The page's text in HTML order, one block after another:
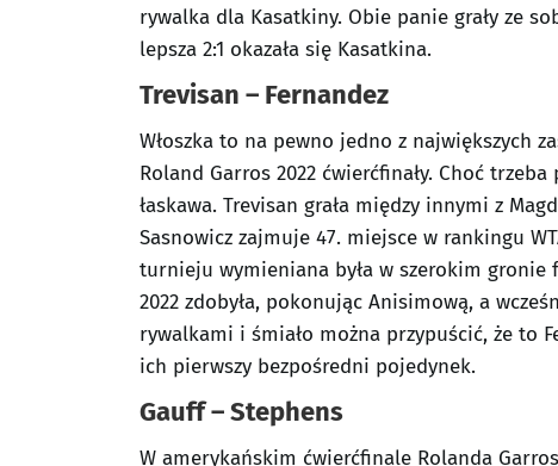
rywalka dla Kasatkiny. Obie panie grały ze
lepsza 2:1 okazała się Kasatkina.
Trevisan – Fernandez
Włoszka to na pewno jedno z największych
Roland Garros 2022 ćwierćfinały. Choć
łaskawa. Trevisan grała między innymi z
Sasnowicz zajmuje 47. miejsce w rankingu
turnieju wymieniana była w szerokim gronie
2022 zdobyła, pokonując Anisimową, a
rywalkami i śmiało można przypuścić, że to
ich pierwszy bezpośredni pojedynek.
Gauff – Stephens
W amerykańskim ćwierćfinale Rolanda